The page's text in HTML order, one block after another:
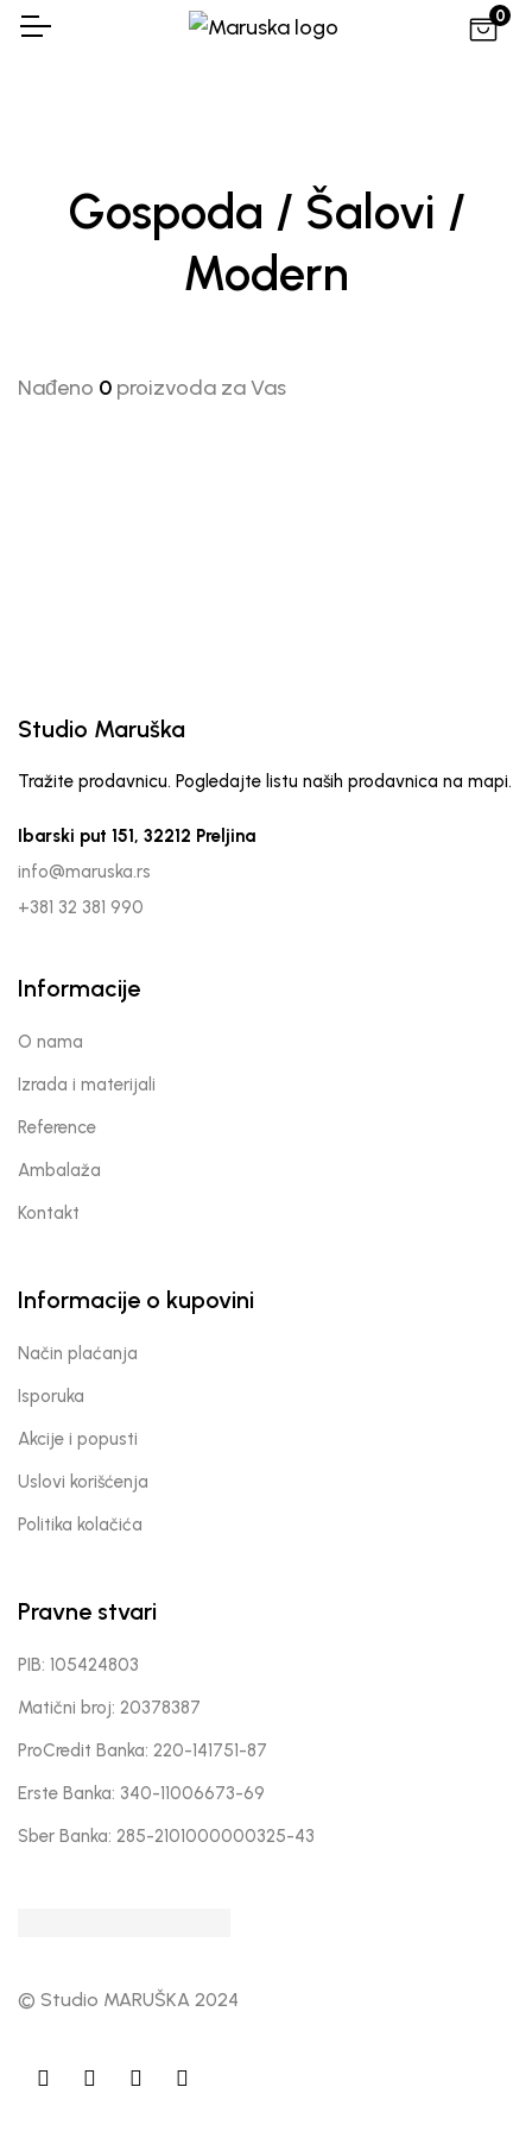
0
Gospoda / Šalovi /
Modern
Nađeno 0 proizvoda za Vas
Studio Maruška
Tražite prodavnicu. Pogledajte listu naših prodavnica na mapi.
Ibarski put 151, 32212 Preljina
info@maruska.rs
+381 32 381 990
Informacije
O nama
Izrada i materijali
Reference
Ambalaža
Kontakt
Informacije o kupovini
Način plaćanja
Isporuka
Akcije i popusti
Uslovi korišćenja
Politika kolačića
Pravne stvari
PIB: 105424803
Matični broj: 20378387
ProCredit Banka: 220-141751-87
Erste Banka: 340-11006673-69
Sber Banka: 285-2101000000325-43
© Studio MARUŠKA 2024